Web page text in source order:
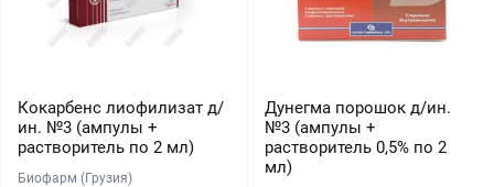
Кокарбенс лиофилизат д/
ин. №3 (ампулы +
растворитель по 2 мл)
Биофарм (Грузия)
Дунегма порошок д/ин.
№3 (ампулы +
растворитель 0,5% по 2
мл)